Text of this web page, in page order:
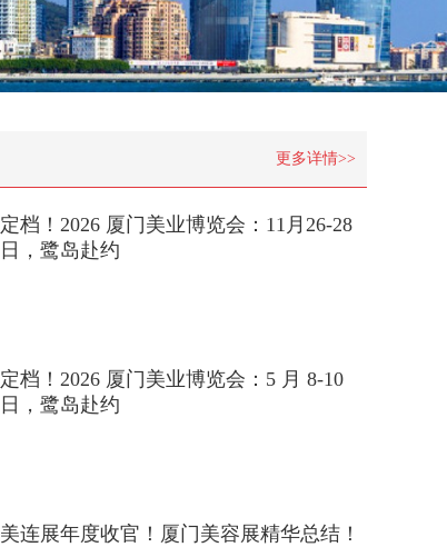
更多详情>>
定档！2026 厦门美业博览会：11月26-28
日，鹭岛赴约
定档！2026 厦门美业博览会：5 月 8-10
日，鹭岛赴约
美连展年度收官！厦门美容展精华总结！